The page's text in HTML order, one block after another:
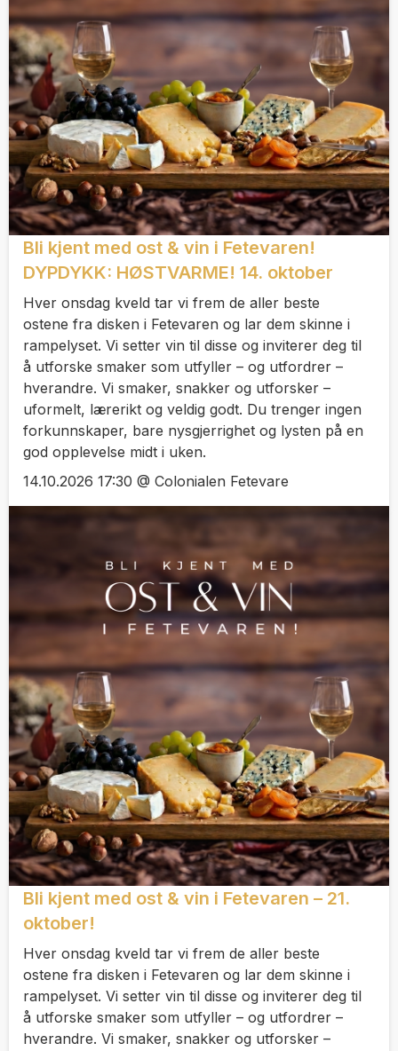
Bli kjent med ost & vin i Fetevaren!
DYPDYKK: HØSTVARME! 14. oktober
Hver onsdag kveld tar vi frem de aller beste
ostene fra disken i Fetevaren og lar dem skinne i
rampelyset. Vi setter vin til disse og inviterer deg til
å utforske smaker som utfyller – og utfordrer –
hverandre. Vi smaker, snakker og utforsker –
uformelt, lærerikt og veldig godt. Du trenger ingen
forkunnskaper, bare nysgjerrighet og lysten på en
god opplevelse midt i uken.
14.10.2026 17:30 @ Colonialen Fetevare
Bli kjent med ost & vin i Fetevaren – 21.
oktober!
Hver onsdag kveld tar vi frem de aller beste
ostene fra disken i Fetevaren og lar dem skinne i
rampelyset. Vi setter vin til disse og inviterer deg til
å utforske smaker som utfyller – og utfordrer –
hverandre. Vi smaker, snakker og utforsker –